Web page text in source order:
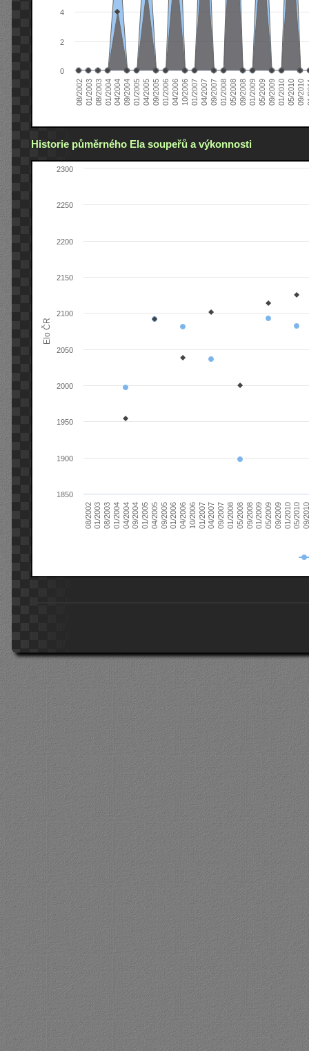
08/200201/200308/200301/200404/200409/200401/200504/200509/200501/200604/200610/200601/200704/200709/200701/200805/200809/200801/200905/200909/200901/201005/201009/2010
0
2
4
Historie půměrného Ela soupeřů a výkonnosti
Elo ČR
08/200201/200308/200301/200404/200409/200401/200504/200509/200501/200604/200610/200601/200704/200709/200701/200805/200809/200801/200905/200909/200901/201005/201009/
1850
1900
1950
2000
2050
2100
2150
2200
2250
2300